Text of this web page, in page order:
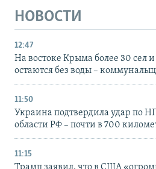
НОВОСТИ
12:47
На востоке Крыма более 30 сел
остаются без воды –
11:50
Украина подтвердила удар по
области РФ – почти в 700
11:15